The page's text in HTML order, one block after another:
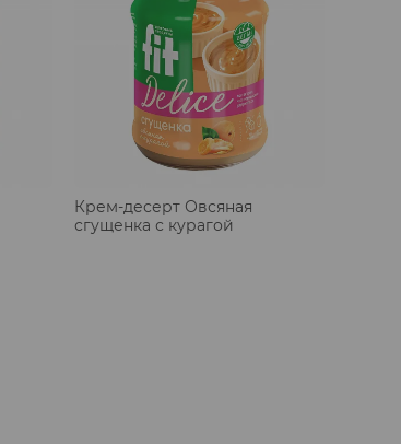
Крем-десерт Овсяная
сгущенка с курагой